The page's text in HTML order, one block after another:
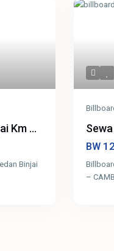
Km ...
Binjai
BW
–